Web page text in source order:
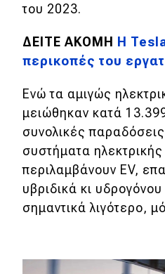
του 2023.
ΔΕΙΤΕ ΑΚΟΜΗ Η
περικοπές του
Ενώ τα αμιγώς
μειώθηκαν κατά
συνολικές
συστήματα
περιλαμβάνουν EV,
υβριδικά κι
σημαντικά λιγότερο,